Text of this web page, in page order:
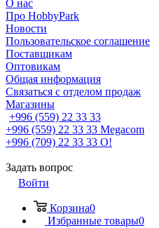
О нас
Про HobbyPark
Новости
Пользовательское соглашение
Поставщикам
Оптовикам
Общая информация
Связаться с отделом продаж
Магазины
+996 (559) 22 33 33
+996 (559) 22 33 33 Megacom
+996 (709) 22 33 33 O!
Задать вопрос
Войти
Корзина0
Избранные товары0